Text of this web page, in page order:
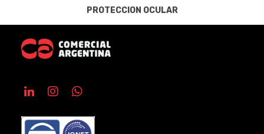
PROTECCION OCULAR